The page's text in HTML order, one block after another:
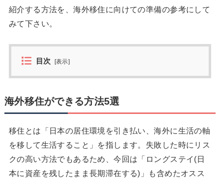
紹介する方法を、海外移住に向けての準備の参考にして
みて下さい。
目次 [表示]
海外移住ができる方法5選
移住とは「日本の居住環境を引き払い、海外に生活の軸
を移して生活すること」を指します。失敗した時にリス
クの高い方法でもあるため、今回は「ロングステイ(日
本に資産を残したまま長期滞在する)」も含めたオスス